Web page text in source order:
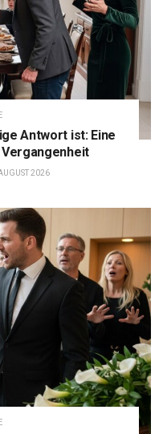
Antwort ist: Eine
2026